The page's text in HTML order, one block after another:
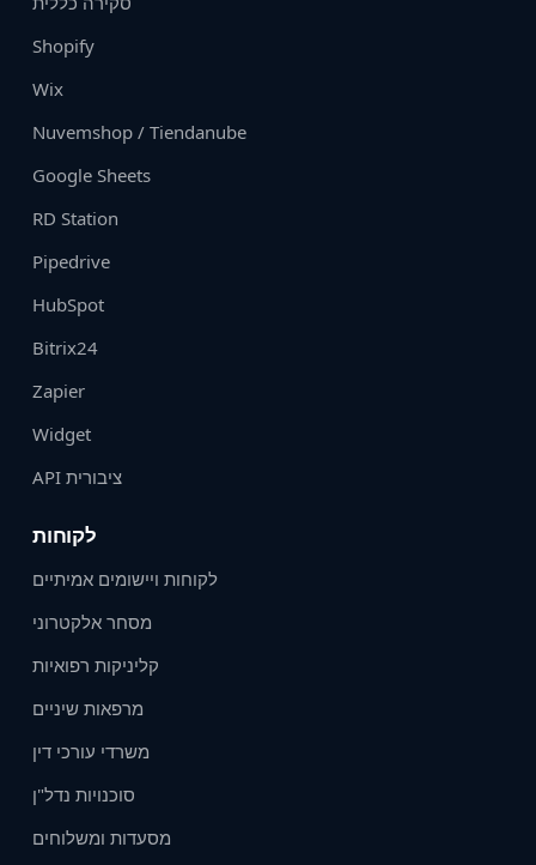
Shopify
Wix
Nuvemshop / Tiendanube
Google Sheets
RD Station
Pipedrive
HubSpot
Bitrix24
Zapier
Widget
API ציבורית
לקוחות
לקוחות ויישומים אמיתיים
מסחר אלקטרוני
קליניקות רפואיות
מרפאות שיניים
משרדי עורכי דין
סוכנויות נדל"ן
מסעדות ומשלוחים